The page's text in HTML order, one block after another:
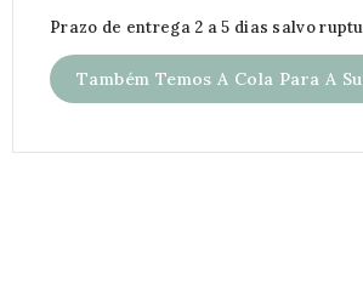
Prazo de entrega 2 a 5 dias salvo
Também Temos A Cola Para A